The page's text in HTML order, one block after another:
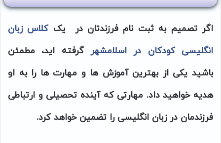
اگر تصمیم به ثبت نام فرزندتان در یککلاس زبان
انگلیسی کودکان در اسلامشهر
گرفته اید، مطمئن
باشید یکی از بهترین آموزش ها و مهارت ها را به او
هدیه خواهید داد. مهارتی که آینده تحصیلی و ارتباطی
فرزندمان در زبان انگلیسی را تضمین خواهد کرد.